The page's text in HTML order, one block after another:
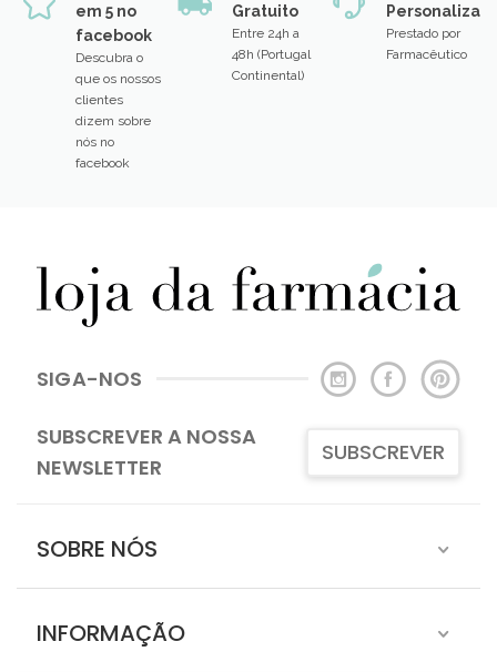
em 5 no
facebook
Descubra o
que os nossos
clientes
dizem sobre
nós no
facebook
Gratuito
Entre 24h a
48h (Portugal
Continental)
Prestado por
Farmacêutico
SIGA-NOS
SUBSCREVER A NOSSA
NEWSLETTER
SUBSCREVER
SOBRE NÓS
INFORMAÇÃO